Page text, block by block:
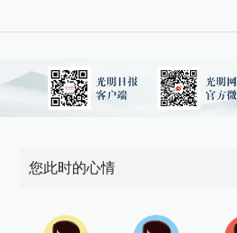
您此时的心情